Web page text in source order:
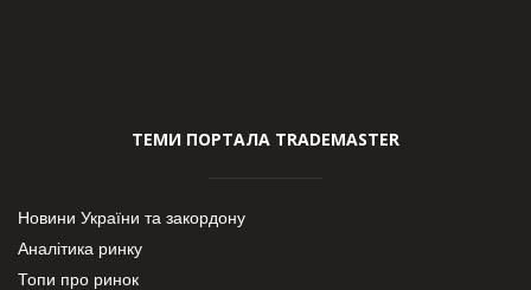
ТЕМИ ПОРТАЛА TRADEMASTER
Новини України та закордону
Аналітика ринку
Топи про ринок